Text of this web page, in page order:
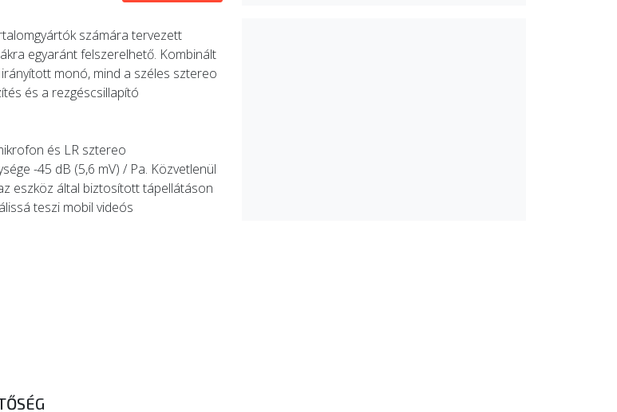
számára tervezett
egyaránt felszerelhető. Kombinált
monó, mind a széles sztereo
és a rezgéscsillapító
és LR sztereo
-45 dB (5,6 mV) / Pa. Közvetlenül
eszköz által biztosított tápellátáson
teszi mobil videós